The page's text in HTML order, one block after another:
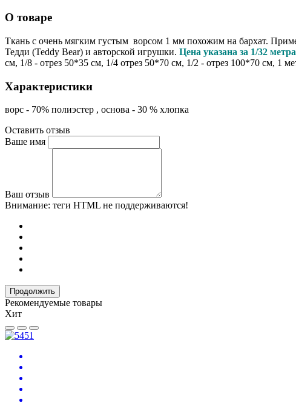
О товаре
Ткань с очень мягким густым ворсом 1 мм похожим на бархат.
Тедди (Teddy Bear) и авторской игрушки. Цена указана за 1/32
см, 1/8 - отрез 50*35 см, 1/4 отрез 50*70 см, 1/2 - отрез 100*70 см, 1
Характеристики
ворс - 70% полиэстер , основа - 30 % хлопка
Оставить отзыв
Ваше имя
Ваш отзыв
Внимание: теги HTML не поддерживаются!
Продолжить
Рекомендуемые товары
Хит